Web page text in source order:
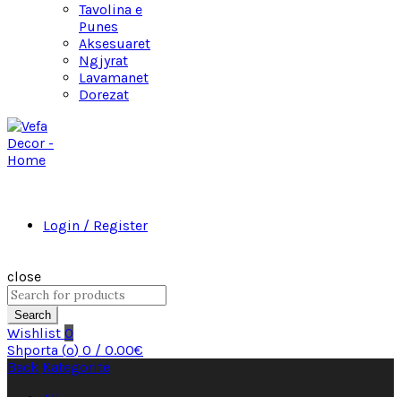
Tavolina e
Punes
Aksesuaret
Ngjyrat
Lavamanet
Dorezat
Login / Register
close
Search
Wishlist 0
Shporta (o) 0 / 0.00€
Back Kategoritë